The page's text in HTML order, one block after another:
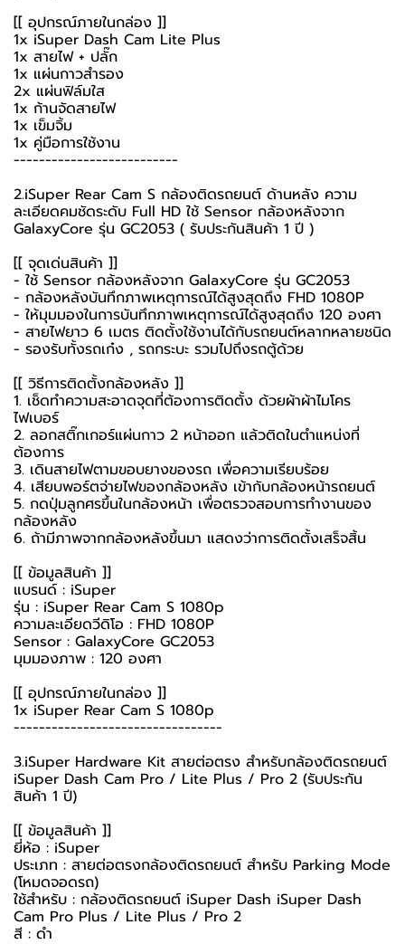
[[ อุปกรณ์ภายในกล่อง ]]
1x iSuper Dash Cam Lite Plus
1x สายไฟ + ปลั๊ก
1x แผ่นกาวสำรอง
2x แผ่นฟิล์มใส
1x ก้านจัดสายไฟ
1x เข็มจิ้ม
1x คู่มือการใช้งาน
--------------------------
2.iSuper Rear Cam S กล้องติดรถยนต์ ด้านหลัง ความ
ละเอียดคมชัดระดับ Full HD ใช้ Sensor กล้องหลังจาก
GalaxyCore รุ่น GC2053 ( รับประกันสินค้า 1 ปี )
[[ จุดเด่นสินค้า ]]
- ใช้ Sensor กล้องหลังจาก GalaxyCore รุ่น GC2053
- กล้องหลังบันทึกภาพเหตุการณ์ได้สูงสุดถึง FHD 1080P
- ให้มุมมองในการบันทึกภาพเหตุการณ์ได้สูงสุดถึง 120 องศา
- สายไฟยาว 6 เมตร ติดตั้งใช้งานได้กับรถยนต์หลากหลายชนิด
- รองรับทั้งรถเก๋ง , รถกระบะ รวมไปถึงรถตู้ด้วย
[[ วิธีการติดตั้งกล้องหลัง ]]
1. เช็ดทำความสะอาดจุดที่ต้องการติดตั้ง ด้วยผ้าผ้าไมโคร
ไฟเบอร์
2. ลอกสติ๊กเกอร์แผ่นกาว 2 หน้าออก แล้วติดในตำแหน่งที่
ต้องการ
3. เดินสายไฟตามขอบยางของรถ เพื่อความเรียบร้อย
4. เสียบพอร์ตจ่ายไฟของกล้องหลัง เข้ากับกล้องหน้ารถยนต์
5. กดปุ่มลูกศรขึ้นในกล้องหน้า เพื่อตรวจสอบการทำงานของ
กล้องหลัง
6. ถ้ามีภาพจากกล้องหลังขึ้นมา แสดงว่าการติดตั้งเสร็จสิ้น
[[ ข้อมูลสินค้า ]]
แบรนด์ : iSuper
รุ่น : iSuper Rear Cam S 1080p
ความละเอียดวีดิโอ : FHD 1080P
Sensor : GalaxyCore GC2053
มุมมองภาพ : 120 องศา
[[ อุปกรณ์ภายในกล่อง ]]
1x iSuper Rear Cam S 1080p
---------------------------------
3.iSuper Hardware Kit สายต่อตรง สำหรับกล้องติดรถยนต์
iSuper Dash Cam Pro / Lite Plus / Pro 2 (รับประกัน
สินค้า 1 ปี)
[[ ข้อมูลสินค้า ]]
ยี่ห้อ : iSuper
ประเภท : สายต่อตรงกล้องติดรถยนต์ สำหรับ Parking Mode
(โหมดจอดรถ)
ใช้สำหรับ : กล้องติดรถยนต์ iSuper Dash iSuper Dash
Cam Pro Plus / Lite Plus / Pro 2
สี : ดำ